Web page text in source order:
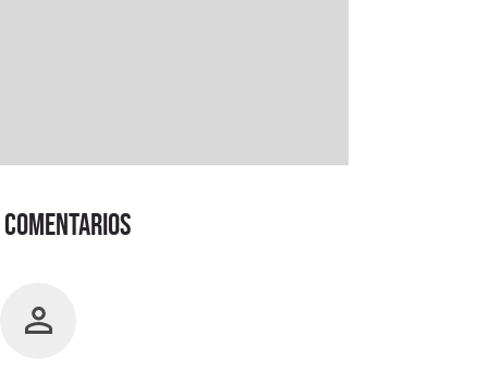
Comentarios